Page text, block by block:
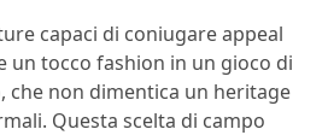
capaci di coniugare appeal
un tocco fashion in un gioco di
che non dimentica un heritage
Questa scelta di campo